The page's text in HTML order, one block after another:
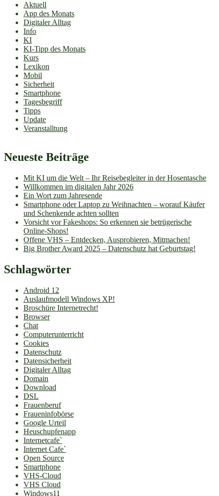
Aktuell
App des Monats
Digitaler Alltag
Info
KI
KI-Tipp des Monats
Kurs
Lexikon
Mobil
Sicherheit
Smartphone
Tagesbegriff
Tipps
Update
Veranstalltung
Neueste Beiträge
Mit KI um die Welt – Ihr Reisebegleiter in der Hosentasche
Willkommen im digitalen Jahr 2026
Ein Wort zum Jahresende
Smartphone oder Laptop zu Weihnachten – worauf Käufer
und Schenkende achten sollten
Vorsicht vor Fakeshops: So erkennen sie betrügerische
Online-Shops!
Offene VHS – Entdecken, Ausprobieren, Mitmachen!
Big Brother Award 2025 – Datenschutz hat Geburtstag!
Schlagwörter
Android 12
Auslaufmodell Windows XP!
Broschüre Internetrecht!
Browser
Chat
Computerunterricht
Cookies
Datenschutz
Datensicherheit
Digitaler Alltag
Domain
Download
DSL
Frauenberuf
Fraueninfobörse
Google Urteil
Heuschupfenapp
Internetcafe`
Internet Cafe`
Open Source
Smartphone
VHS-Cloud
VHS Cloud
Windows11